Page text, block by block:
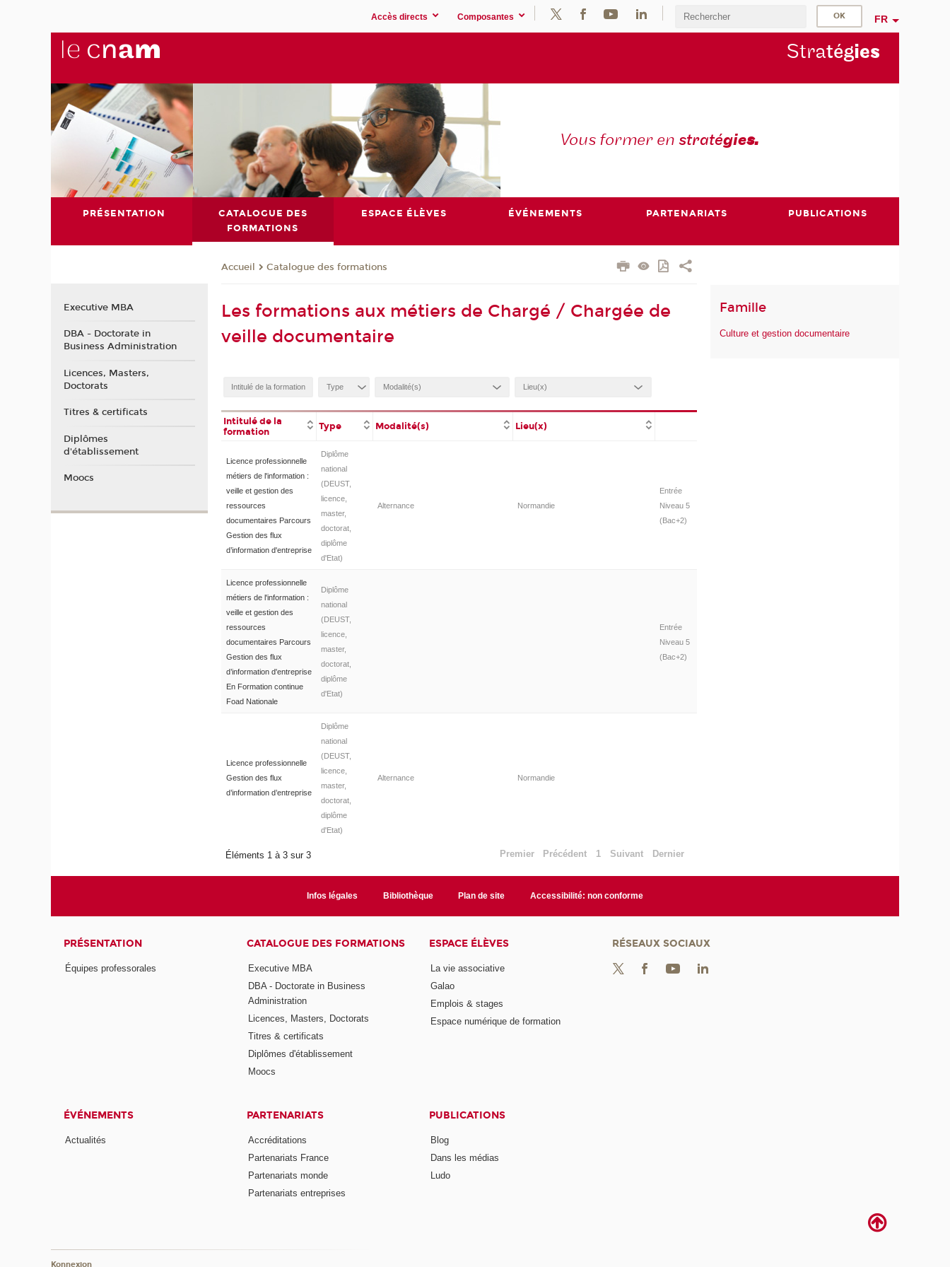
Accès directs Composantes FR
Stratégies
Vous former en stratégies.
PRÉSENTATION
CATALOGUE DES
FORMATIONS
ESPACE ÉLÈVES ÉVÉNEMENTS PARTENARIATS PUBLICATIONS
Accueil Catalogue des formations
Les formations aux métiers de Chargé / Chargée de
veille documentaire
Intitulé de la
formation
Type Modalité(s) Lieu(x)
Licence professionnelle
métiers de l'information :
veille et gestion des
ressources
documentaires Parcours
Gestion des flux
d’information d'entreprise
Diplôme
national
(DEUST,
licence,
master,
doctorat,
diplôme
d'Etat)
Alternance Normandie
Entrée
Niveau 5
(Bac+2)
Licence professionnelle
métiers de l'information :
veille et gestion des
ressources
documentaires Parcours
Gestion des flux
d’information d'entreprise
En Formation continue
Foad Nationale
Diplôme
national
(DEUST,
licence,
master,
doctorat,
diplôme
d'Etat)
Entrée
Niveau 5
(Bac+2)
Licence professionnelle
Gestion des flux
d’information d’entreprise
Diplôme
national
(DEUST,
licence,
master,
doctorat,
diplôme
d'Etat)
Alternance Normandie
Éléments 1 à 3 sur 3 Premier Précédent 1 Suivant Dernier
Famille
Culture et gestion documentaire
Executive MBA
DBA - Doctorate in
Business Administration
Licences, Masters,
Doctorats
Titres & certificats
Diplômes
d'établissement
Moocs
Infos légales Bibliothèque Plan de site Accessibilité: non conforme
PRÉSENTATION
Équipes professorales
CATALOGUE DES FORMATIONS
Executive MBA
DBA - Doctorate in Business
Administration
Licences, Masters, Doctorats
Titres & certificats
Diplômes d'établissement
Moocs
ESPACE ÉLÈVES
La vie associative
Galao
Emplois & stages
Espace numérique de formation
ÉVÉNEMENTS
Actualités
PARTENARIATS
Accréditations
Partenariats France
Partenariats monde
Partenariats entreprises
PUBLICATIONS
Blog
Dans les médias
Ludo
RÉSEAUX SOCIAUX
Konnexion